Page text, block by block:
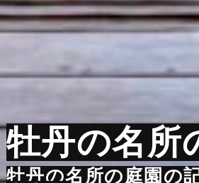
牡丹の名所
牡丹の名所の庭園の